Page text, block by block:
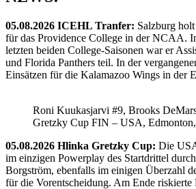
05.08.2026 ICEHL Tranfer: Salzburg
für das Providence College in der NCAA.
letzten beiden College-Saisonen war er
und Florida Panthers teil. In der
Einsätzen für die Kalamazoo Wings in der
Roni Kuukasjarvi #9, Brooks
Gretzky Cup FIN – USA,
05.08.2026 Hlinka Gretzky Cup: Die
im einzigen Powerplay des Startdrittel
Borgström, ebenfalls im einigen Überzahl
für die Vorentscheidung. Am Ende